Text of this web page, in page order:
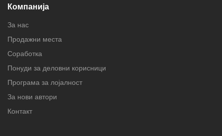
Компанија
За нас
Продажни места
Соработка
Понуди за деловни корисници
Програма за лојалност
За нови автори
Контакт